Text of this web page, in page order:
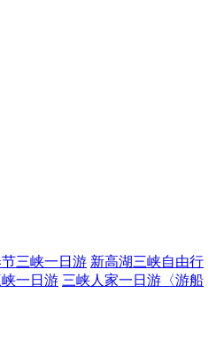
三峡一日游 新高湖三峡自由行
一日游 三峡人家一日游〈游船